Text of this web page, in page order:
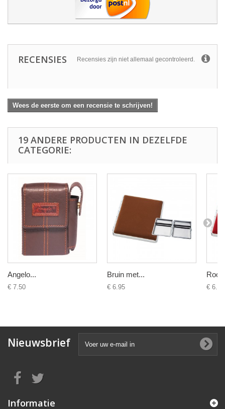
RECENSIES Recensies zijn niet allemaal gecontroleerd.
Wees de eerste om een recensie te schrijven!
19 ANDERE PRODUCTEN IN DEZELFDE
CATEGORIE:
Angelo...
€ 7.50
Bruin met...
€ 6.95 € 6.95
Nieuwsbrief
Informatie